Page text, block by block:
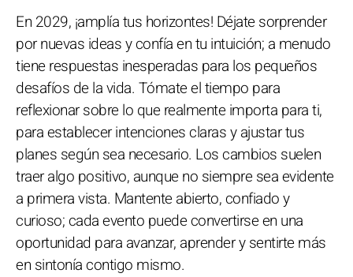
En 2029, ¡amplía tus horizontes! Déjate sorprender
por nuevas ideas y confía en tu intuición; a menudo
tiene respuestas inesperadas para los pequeños
desafíos de la vida. Tómate el tiempo para
reflexionar sobre lo que realmente importa para ti,
para establecer intenciones claras y ajustar tus
planes según sea necesario. Los cambios suelen
traer algo positivo, aunque no siempre sea evidente
a primera vista. Mantente abierto, confiado y
curioso; cada evento puede convertirse en una
oportunidad para avanzar, aprender y sentirte más
en sintonía contigo mismo.